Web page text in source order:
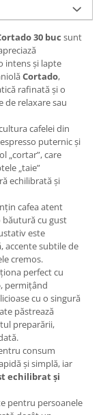
30 buc sunt
intens și lapte
Cortado,
rafinată și o
relaxare sau
cafelei din
puternic și
„cortar”, care
„taie”
echilibrată și
cafea atent
băutură cu gust
este
accente subtile de
cremos.
perfect cu
, permițând
cu o singură
păstrează
preparării,
consum
și simplă, iar
echilibrat și
pentru persoanele